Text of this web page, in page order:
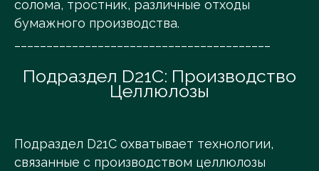
солома, тростник, различные отходы
бумажного производства.
Подраздел D21C: Производство
Целлюлозы
Подраздел D21C охватывает технологии,
связанные с производством целлюлозы